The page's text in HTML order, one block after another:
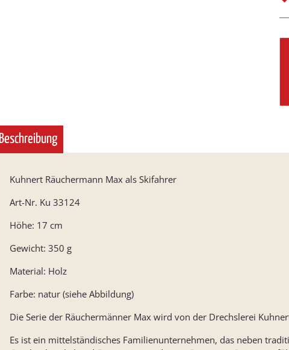
Beschreibung
Kuhnert Räuchermann Max als Skifahrer
Art-Nr. Ku 33124
Höhe: 17 cm
Gewicht: 350 g
Material: Holz
Farbe: natur (siehe Abbildung)
Die Serie der Räuchermänner Max wird von der Drechslerei
Es ist ein mittelständisches Familienunternehmen, das neben